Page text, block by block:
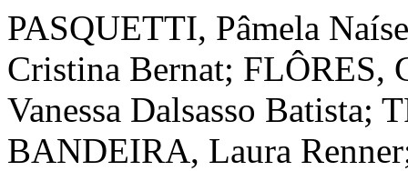
PASQUETTI, Pâmela
Cristina Bernat; FLÔRES,
Vanessa Dalsasso
BANDEIRA, Laura